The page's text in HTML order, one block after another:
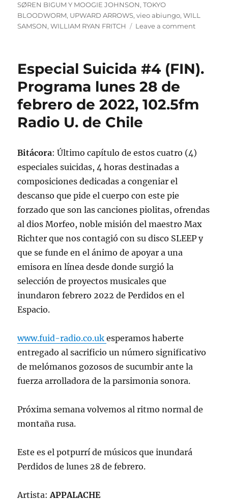
SØREN BIGUM Y MOOGIE JOHNSON,TOKYO
BLOODWORM, UPWARD ARROWS,vieo abiungo,WILL
SAMSON,WILLIAM RYAN FRITCH Leave a commenton
#4.
Lunes
de
febrero
Especial Suicida #4 (FIN).
Programa lunes 28 de
febrero de 2022, 102.5fm
Radio U. de Chile
Bitácora: Último capítulo de estos cuatro (4)
especiales suicidas, 4 horas destinadas a
composiciones dedicadas a congeniar el
descanso que pide el cuerpo con este pie
forzado que son las canciones piolitas, ofrendas
al dios Morfeo, noble misión del maestro Max
Richter que nos contagió con su disco SLEEP y
que se funde en el ánimo de apoyar a una
emisora en línea desde donde surgió la
selección de proyectos musicales que
inundaron febrero 2022 de Perdidos en el
Espacio.
www.fuid-radio.co.ukesperamos haberte
entregado al sacrificio un número significativo
de melómanos gozosos de sucumbir ante la
fuerza arrolladora de la parsimonia sonora.
Próxima semana volvemos al ritmo normal de
montaña rusa.
Este es el potpurrí de músicos que inundará
Perdidos de lunes 28 de febrero.
Artista:APPALACHE